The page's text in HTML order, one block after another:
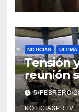
NOTICIAS ULTIMA
Tensión
reunión
Reparto
5/FEBRERO/
NOTICIASPRTV